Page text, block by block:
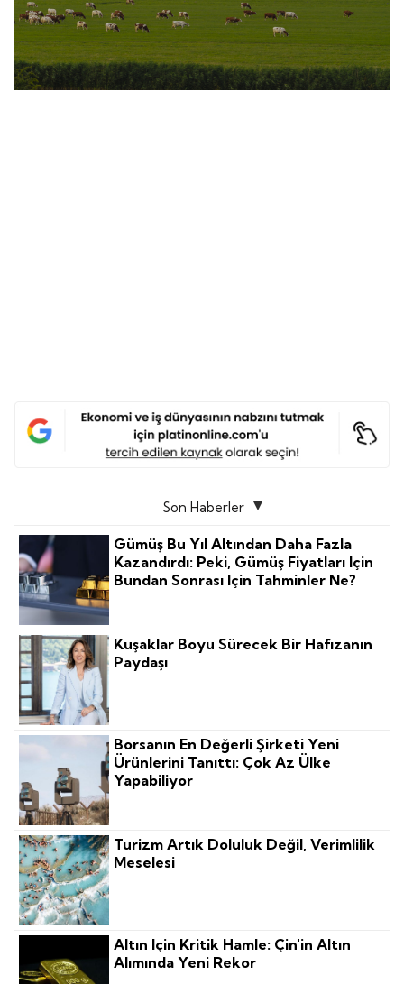
Son Haberler
Gümüş Bu Yıl Altından Daha Fazla
Kazandırdı: Peki, Gümüş Fiyatları Için
Bundan Sonrası Için Tahminler Ne?
Kuşaklar Boyu Sürecek Bir Hafızanın
Paydaşı
Borsanın En Değerli Şirketi Yeni
Ürünlerini Tanıttı: Çok Az Ülke
Yapabiliyor
Turizm Artık Doluluk Değil, Verimlilik
Meselesi
Altın Için Kritik Hamle: Çin'in Altın
Alımında Yeni Rekor